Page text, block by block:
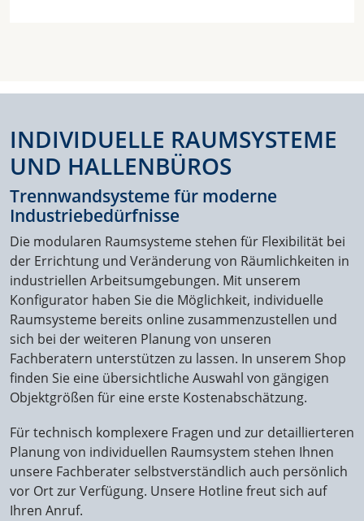
INDIVIDUELLE RAUMSYSTEME
UND HALLENBÜROS
Trennwandsysteme für moderne
Industriebedürfnisse
Die modularen Raumsysteme stehen für Flexibilität bei
der Errichtung und Veränderung von Räumlichkeiten in
industriellen Arbeitsumgebungen. Mit unserem
Konfigurator haben Sie die Möglichkeit, individuelle
Raumsysteme bereits online zusammenzustellen und
sich bei der weiteren Planung von unseren
Fachberatern unterstützen zu lassen. In unserem Shop
finden Sie eine übersichtliche Auswahl von gängigen
Objektgrößen für eine erste Kostenabschätzung.
Für technisch komplexere Fragen und zur detaillierteren
Planung von individuellen Raumsystem stehen Ihnen
unsere Fachberater selbstverständlich auch persönlich
vor Ort zur Verfügung. Unsere Hotline freut sich auf
Ihren Anruf.